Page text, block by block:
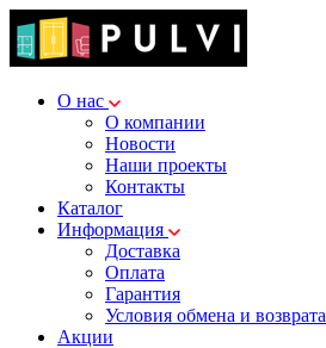
О нас
О компании
Новости
Наши проекты
Контакты
Каталог
Информация
Доставка
Оплата
Гарантия
Условия обмена и возврата
Акции